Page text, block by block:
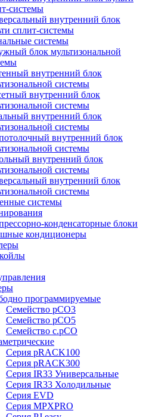
системы
внутренний блок
сплит-системы
системы
блок мультизональной
внутренний блок
системы
внутренний блок
системы
внутренний блок
системы
внутренний блок
системы
внутренний блок
системы
внутренний блок
системы
системы
конденсаторные блоки
кондиционеры
программируемые
Семейство pCO3
Семейство pCO5
Семейство c.pCO
Серия pRACK100
Серия pRACK300
Серия IR33 Универсальные
Серия IR33 Холодильные
Серия EVD
Серия MPXPRO